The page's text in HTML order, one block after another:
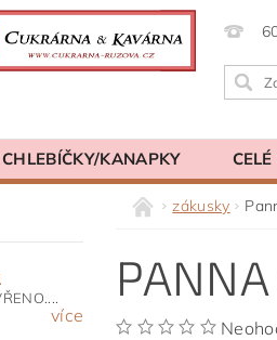
CHLEBÍČKY/KANAPKY
více
zákusky